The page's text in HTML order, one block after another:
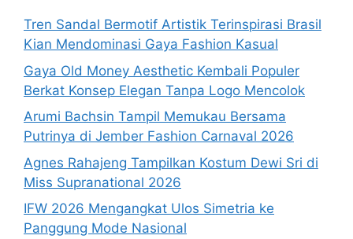
Tren Sandal Bermotif Artistik Terinspirasi Brasil
Kian Mendominasi Gaya Fashion Kasual
Gaya Old Money Aesthetic Kembali Populer
Berkat Konsep Elegan Tanpa Logo Mencolok
Arumi Bachsin Tampil Memukau Bersama
Putrinya di Jember Fashion Carnaval 2026
Agnes Rahajeng Tampilkan Kostum Dewi Sri di
Miss Supranational 2026
IFW 2026 Mengangkat Ulos Simetria ke
Panggung Mode Nasional